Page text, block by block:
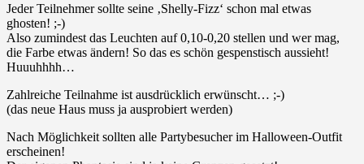
Jeder Teilnehmer sollte seine ‚Shelly-Fizz‘ schon mal etwas
ghosten! ;-)
Also zumindest das Leuchten auf 0,10-0,20 stellen und wer mag,
die Farbe etwas ändern! So das es schön gespenstisch aussieht!
Huuuhhhh…
Zahlreiche Teilnahme ist ausdrücklich erwünscht… ;-)
(das neue Haus muss ja ausprobiert werden)
Nach Möglichkeit sollten alle Partybesucher im Halloween-Outfit
erscheinen!